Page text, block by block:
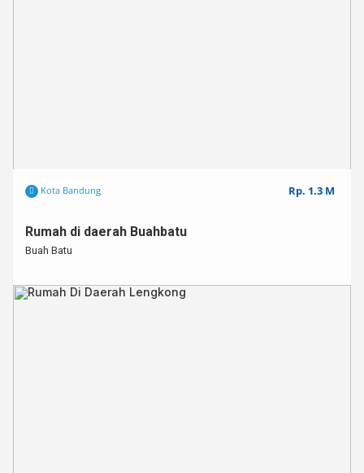
Kota Bandung Rp. 1.3 M
Rumah di daerah Buahbatu
Buah Batu